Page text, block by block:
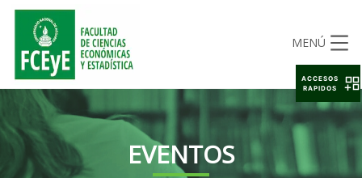
MENÚ
EVENTOS
ACCESOS
RAPIDOS